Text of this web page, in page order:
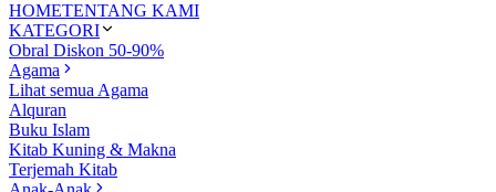
HOMETENTANG KAMI
KATEGORI
Obral Diskon 50-90%
Agama
Lihat semua Agama
Alquran
Buku Islam
Kitab Kuning & Makna
Terjemah Kitab